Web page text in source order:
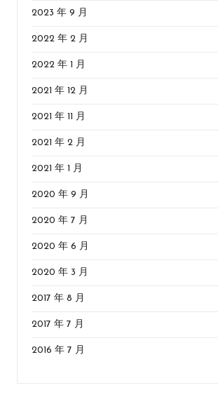
2023 年 9 月
2022 年 2 月
2022 年 1 月
2021 年 12 月
2021 年 11 月
2021 年 2 月
2021 年 1 月
2020 年 9 月
2020 年 7 月
2020 年 6 月
2020 年 3 月
2017 年 8 月
2017 年 7 月
2016 年 7 月